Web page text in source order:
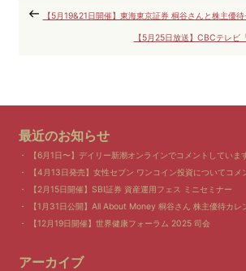
【5月19&21日開催】東海東京証券 桐谷さんと株主優
【5月25日放送】CBCテレビ
最近のお知らせ
【6月1日〜】デイリー新潮オンラインでコメントしていま
【4月13日発売】女性セブン ワンコイン投資についてコメ
【2月15日開催】SBI証券 資産運用フェス ミニセミナー
【1月31日公開】All About Money 桐谷さん 株主優待カレ
【12月19日開催】世界健康フォーラム 2025 司会
アーカイブ